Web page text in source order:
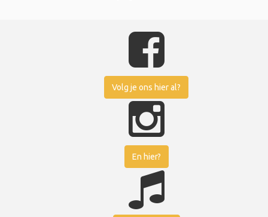
Volg je ons hier al?
En hier?